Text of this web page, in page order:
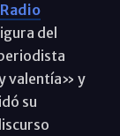
del
valentía» y
su